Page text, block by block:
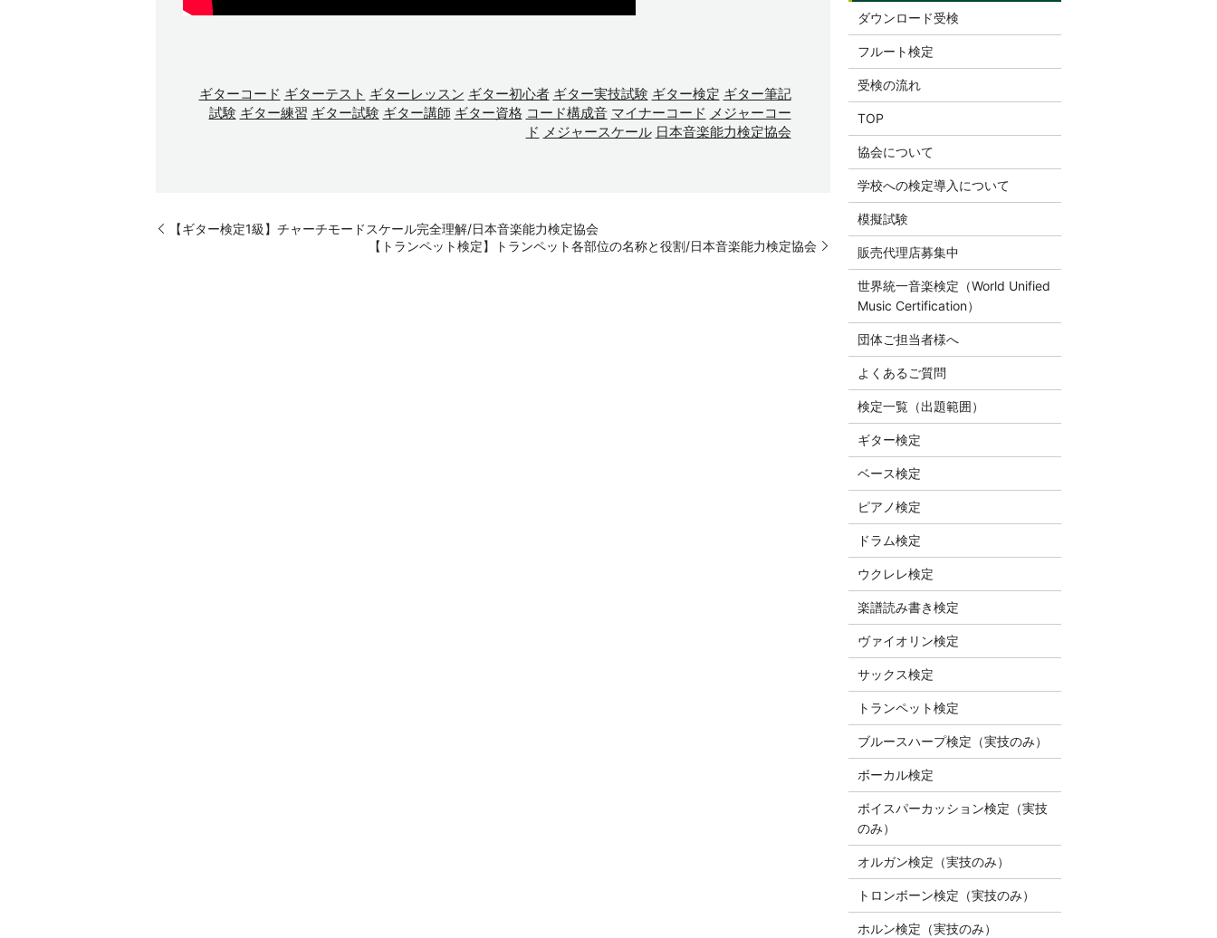
ギターコード ギターテスト ギターレッスン ギター初心者 ギター実技試験 ギター検定 ギター筆記
試験 ギター練習 ギター試験 ギター講師 ギター資格 コード構成音 マイナーコード メジャーコー
ド メジャースケール 日本音楽能力検定協会
【ギター検定1級】チャーチモードスケール完全理解/日本音楽能力検定協会
【トランペット検定】トランペット各部位の名称と役割/日本音楽能力検定協会
ダウンロード受検
フルート検定
受検の流れ
TOP
協会について
学校への検定導入について
模擬試験
販売代理店募集中
世界統一音楽検定（World Unified
Music Certification）
団体ご担当者様へ
よくあるご質問
検定一覧（出題範囲）
ギター検定
ベース検定
ピアノ検定
ドラム検定
ウクレレ検定
楽譜読み書き検定
ヴァイオリン検定
サックス検定
トランペット検定
ブルースハープ検定（実技のみ）
ボーカル検定
ボイスパーカッション検定（実技
のみ）
オルガン検定（実技のみ）
トロンボーン検定（実技のみ）
ホルン検定（実技のみ）